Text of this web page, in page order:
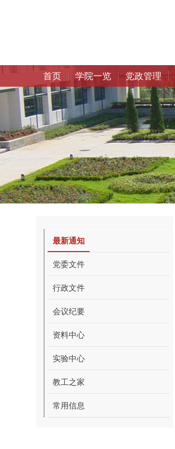
首页 学院一览 党政管理
最新通知
党委文件
行政文件
会议纪要
资料中心
实验中心
教工之家
常用信息